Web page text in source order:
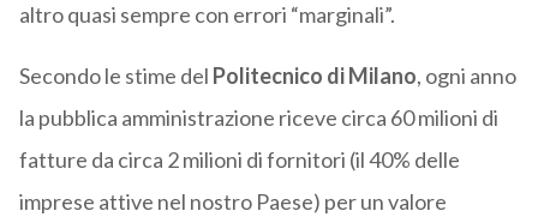
altro quasi sempre con errori “marginali”.
Secondo le stime del Politecnico di Milano, ogni anno
la pubblica amministrazione riceve circa 60 milioni di
fatture da circa 2 milioni di fornitori (il 40% delle
imprese attive nel nostro Paese) per un valore